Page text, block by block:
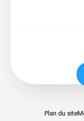
Plan du site